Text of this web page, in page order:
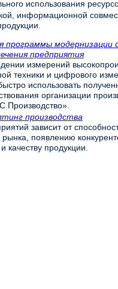
использования
информационной
программы модернизации
предприятия
измерений
техники и цифрового
использовать
организации
Производство».
производства
зависит от
появлению
качеству продукции.